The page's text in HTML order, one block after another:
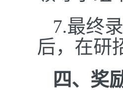
7.最终
后，在研
四、奖